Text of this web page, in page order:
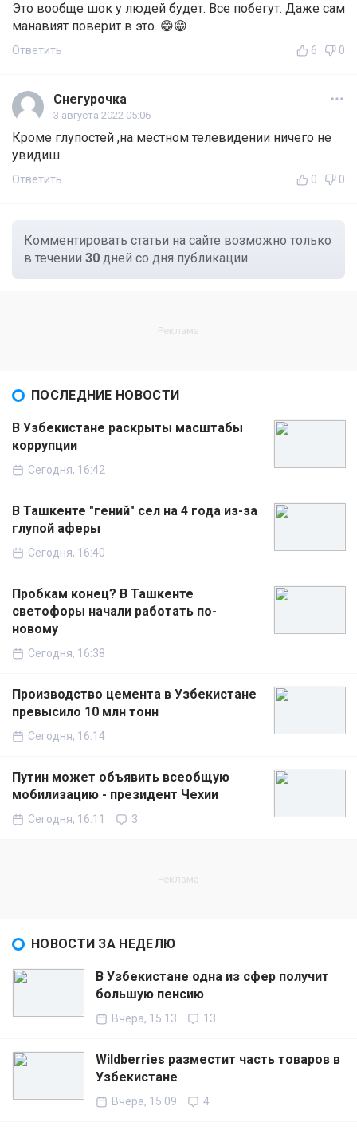
Это вообще шок у людей будет. Все побегут. Даже сам
манавият поверит в это. 😁😁
Ответить 6 0
Снегурочка
3 августа 2022 05:06
Кроме глупостей ,на местном телевидении ничего не
увидиш.
Ответить 0 0
Комментировать статьи на сайте возможно только
в течении 30 дней со дня публикации.
ПОСЛЕДНИЕ НОВОСТИ
В Узбекистане раскрыты масштабы
коррупции
Сегодня, 16:42
В Ташкенте "гений" сел на 4 года из-за
глупой аферы
Сегодня, 16:40
Пробкам конец? В Ташкенте
светофоры начали работать по-
новому
Сегодня, 16:38
Производство цемента в Узбекистане
превысило 10 млн тонн
Сегодня, 16:14
Путин может объявить всеобщую
мобилизацию - президент Чехии
Сегодня, 16:11 3
НОВОСТИ ЗА НЕДЕЛЮ
В Узбекистане одна из сфер получит
большую пенсию
Вчера, 15:13 13
Wildberries разместит часть товаров в
Узбекистане
Вчера, 15:09 4